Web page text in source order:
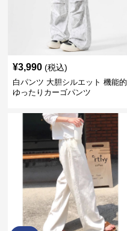
¥3,990 (税込)
白パンツ 大胆シルエット 機能的
ゆったりカーゴパンツ